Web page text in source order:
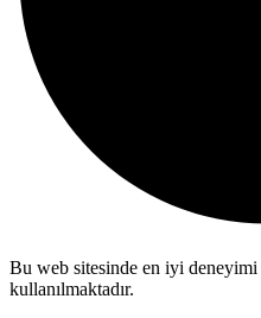
Bu web sitesinde en iyi deneyimi
kullanılmaktadır.